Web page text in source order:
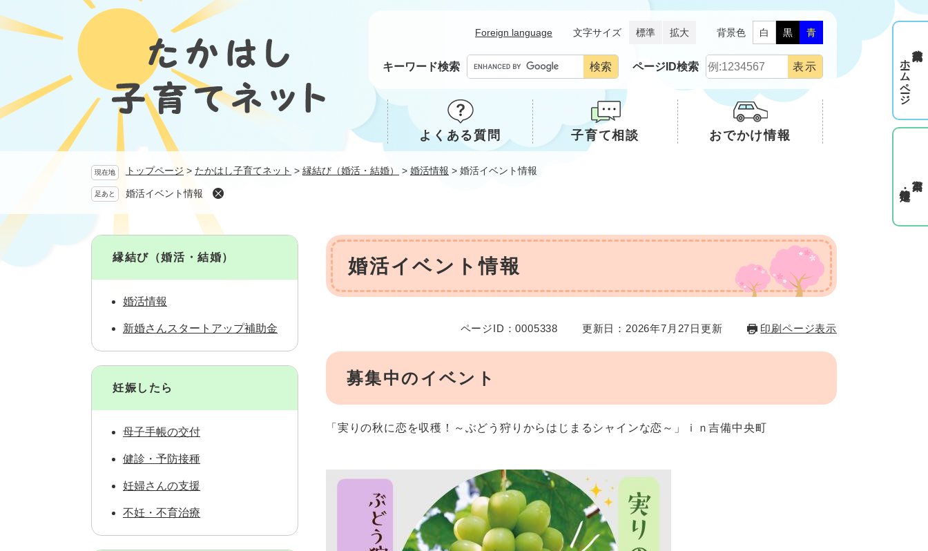
で
Foreign language 文字サイズ 標準 拡大 背景色 白 黒 青
キーワード検索 ページID検索 ホームページ
よくある質問 子育て相談 おでかけ情報
現在地 トップページ > たかはし子育てネット > 縁結び（婚活・結婚） > 婚活情報 > 婚活イベント情報
足あと 婚活イベント情報
本
文
婚活イベント情報
ページID：0005338 更新日：2026年7月27日更新 印刷ページ表示
募集中のイベント
「実りの秋に恋を収穫！～ぶどう狩りからはじまるシャインな恋～」ｉｎ吉備中央町
縁結び（婚活・結婚）
婚活情報
新婚さんスタートアップ補助金
妊娠したら
母子手帳の交付
健診・予防接種
妊婦さんの支援
不妊・不育治療